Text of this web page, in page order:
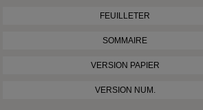
FEUILLETER
SOMMAIRE
VERSION PAPIER
VERSION NUM.